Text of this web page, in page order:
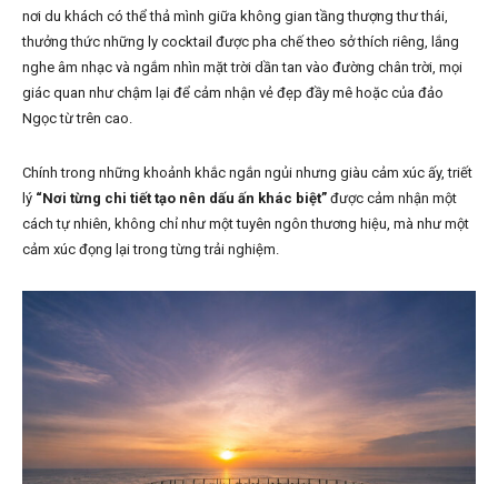
nơi du khách có thể thả mình giữa không gian tầng thượng thư thái,
thưởng thức những ly cocktail được pha chế theo sở thích riêng, lắng
nghe âm nhạc và ngắm nhìn mặt trời dần tan vào đường chân trời, mọi
giác quan như chậm lại để cảm nhận vẻ đẹp đầy mê hoặc của đảo
Ngọc từ trên cao.
Chính trong những khoảnh khắc ngắn ngủi nhưng giàu cảm xúc ấy, triết
lý “Nơi từng chi tiết tạo nên dấu ấn khác biệt” được cảm nhận một
cách tự nhiên, không chỉ như một tuyên ngôn thương hiệu, mà như một
cảm xúc đọng lại trong từng trải nghiệm.